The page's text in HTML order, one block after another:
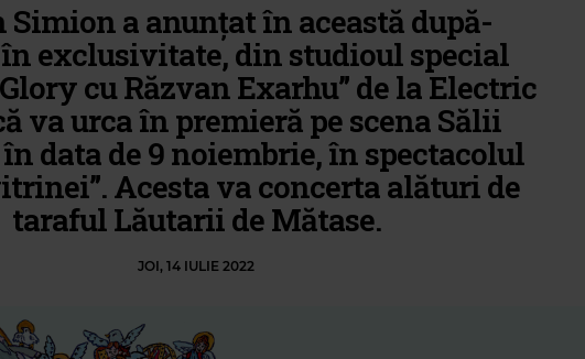
Simion a anunțat în această după-
exclusivitate, din studioul special
cu Răzvan Exarhu” de la Electric
va urca în premieră pe scena Sălii
data de 9 noiembrie, în spectacolul
Acesta va concerta alături de
taraful Lăutarii de Mătase.
JOI, 14 IULIE 2022